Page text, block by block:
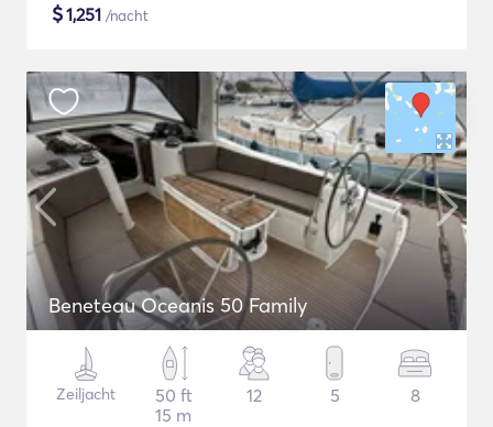
$1,251 /nacht
Beneteau Oceanis 50 Family
Zeiljacht
50 ft
15 m
12 5 8